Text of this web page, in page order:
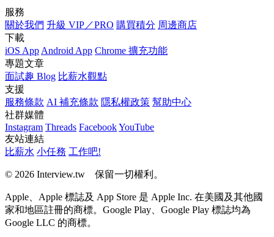
服務
關於我們 升級 VIP／PRO 購買積分 周邊商店
下載
iOS App Android App Chrome 擴充功能
專題文章
面試趣 Blog 比薪水觀點
支援
服務條款 AI 補充條款 隱私權政策 幫助中心
社群媒體
Instagram Threads FacebookYouTube
友站連結
比薪水 小任務 工作吧!
© 2026 Interview.tw 保留一切權利。
Apple、Apple 標誌及 App Store 是 Apple Inc. 在美國及其他國
家和地區註冊的商標。Google Play、Google Play 標誌均為
Google LLC 的商標。